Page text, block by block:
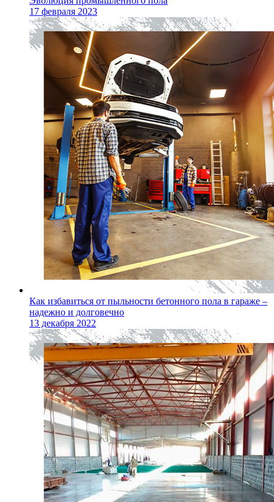
17 февраля 2023
Как избавиться от пыльности бетонного пола в гараже –
надежно и долговечно
13 декабря 2022